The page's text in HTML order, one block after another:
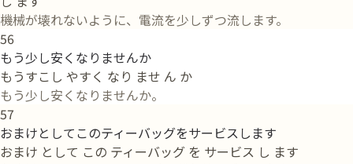
機械が壊れないように、電流を少しずつ流します。
56
もう少し安くなりませんか
もうすこし やすく なり ませ ん か
もう少し安くなりませんか。
57
おまけとしてこのティーバッグをサービスします
おまけ として この ティーバッグ を サービス し ます